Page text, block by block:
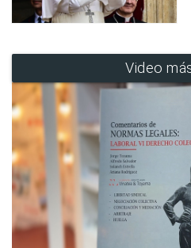
Video